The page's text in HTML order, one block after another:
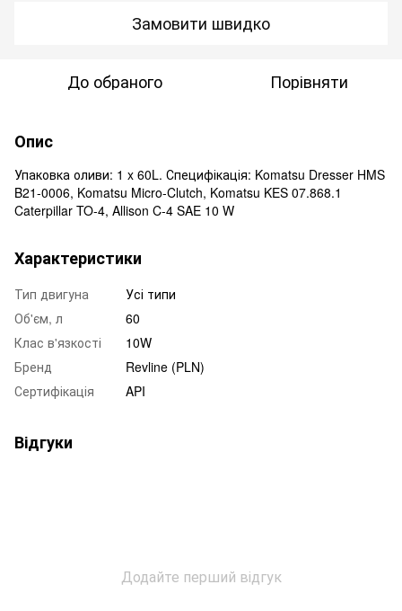
Замовити швидко
До обраного Порівняти
Опис
Упаковка оливи: 1 x 60L. Специфікація: Komatsu Dresser HMS
B21-0006, Komatsu Micro-Clutch, Komatsu KES 07.868.1
Caterpillar TO-4, Allison C-4 SAE 10 W
Характеристики
Тип двигуна
Усі типи
Об'єм, л
60
Клас в'язкості
10W
Бренд
Revline (PLN)
Сертифікація
API
Відгуки
Додайте перший відгук